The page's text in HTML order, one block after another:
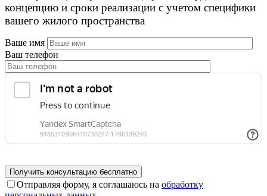
концепцию и сроки реализации с учетом специфики
вашего жилого пространства
Ваше имя
Ваш телефон
Отправляя форму, я соглашаюсь на обработку